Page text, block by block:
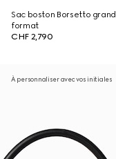
Sac boston Borsetto grand
format
CHF 2,790
À personnaliser avec vos initiales